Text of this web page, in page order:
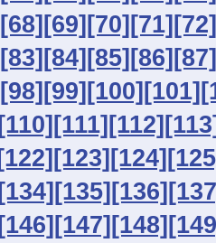
[68] [69] [70] [71] [72]
[83] [84] [85] [86] [87]
[98] [99] [100] [101]
[110] [111] [112]
[122] [123] [124]
[134] [135] [136]
[146] [147] [148]